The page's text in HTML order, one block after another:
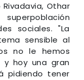
Othar
sociales. "La
sensible al
no le hemos
y hoy una gran
pidiendo tener